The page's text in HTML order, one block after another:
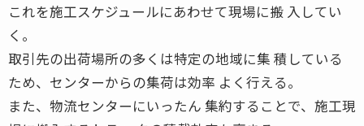
これを施工スケジュールにあわせて現場に搬 入してい
く。
取引先の出荷場所の多くは特定の地域に集 積している
ため、センターからの集荷は効率 よく行える。
また、物流センターにいったん 集約することで、施工現